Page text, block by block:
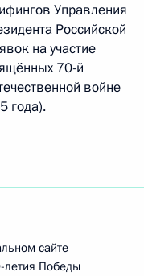
Управления
Российской
на участие
70-й
войне
года).
сайте
летия Победы